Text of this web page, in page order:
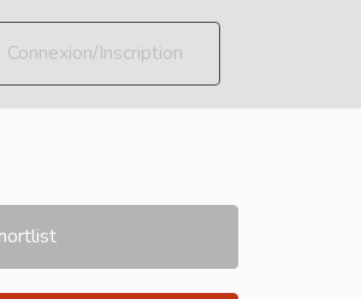
Connexion/Inscription